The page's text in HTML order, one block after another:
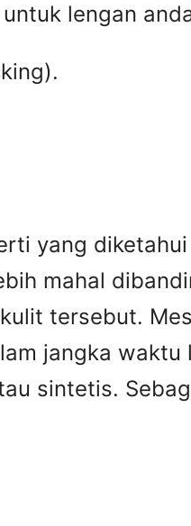
lengan
yang
mahal
tersebut.
jangka
sintetis.